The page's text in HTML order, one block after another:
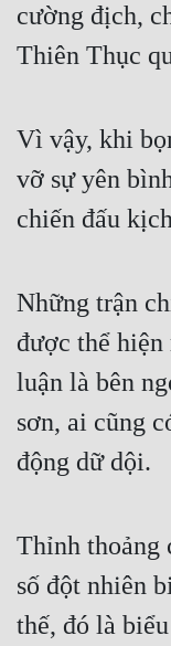
Cạnh Kỹ
Cổ Đại
Du Hí
Dã Sử
Dị Giới
Dị Năng
cường địch,
Thiên Thục
Vì vậy, khi
vỡ sự yên
chiến đấu
Những trận
được thể hiện
luận là bên
sơn, ai cũng
động dữ dội.
Thỉnh thoảng
số đột nhiên
thế, đó là